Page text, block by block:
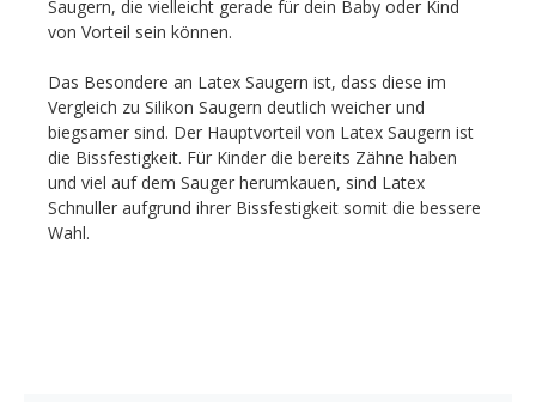
Saugern, die vielleicht gerade für dein Baby oder Kind
von Vorteil sein können.
Das Besondere an Latex Saugern ist, dass diese im
Vergleich zu Silikon Saugern deutlich weicher und
biegsamer sind. Der Hauptvorteil von Latex Saugern ist
die Bissfestigkeit. Für Kinder die bereits Zähne haben
und viel auf dem Sauger herumkauen, sind Latex
Schnuller aufgrund ihrer Bissfestigkeit somit die bessere
Wahl.